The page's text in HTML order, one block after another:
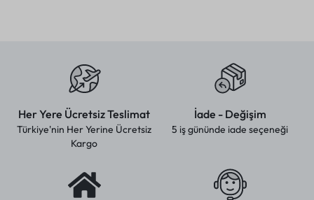
Her Yere Ücretsiz Teslimat
Türkiye'nin Her Yerine Ücretsiz
Kargo
İade - Değişim
5 iş gününde iade seçeneği